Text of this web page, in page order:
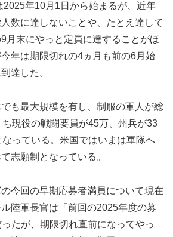
2025年10月1日から始まるが、近年
数に達しないことや、たとえ達して
月末にやっと定員に達することがほ
年は期限切れの4ヵ月も前の6月始
達した。
も最大規模を有し、制服の軍人が総
現役の戦闘要員が45万、州兵が33
っている。米国ではいまは軍隊へ
志願制となっている。
今回の早期応募者満員について現在
陸軍長官は「前回の2025年度の募
たが、期限切れ直前になってやっ